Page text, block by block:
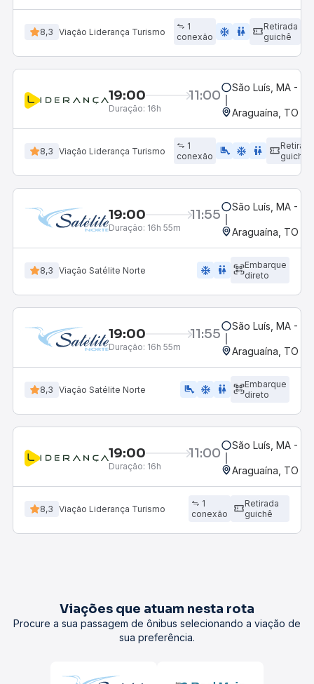
8,3 Viação Liderança Turismo
1
conexão
ac_unit wc
Retirada
guichê
19:00 11:00
Duração: 16h
São Luís, MA -
Araguaína, TO
8,3 Viação Liderança Turismo
1
conexão
airline_seat_legroom_extra ac_unit wc
Retirada
guichê
19:00 11:55
Duração: 16h 55m
São Luís, MA -
Araguaína, TO
8,3 Viação Satélite Norte ac_unit wc
Embarque
direto
19:00 11:55
Duração: 16h 55m
São Luís, MA -
Araguaína, TO
8,3 Viação Satélite Norte airline_seat_legroom_extra ac_unit wc
Embarque
direto
19:00 11:00
Duração: 16h
São Luís, MA -
Araguaína, TO
8,3 Viação Liderança Turismo
1
conexão
Retirada
guichê
Viações que atuam nesta rota
Procure a sua passagem de ônibus selecionando a viação de
sua preferência.